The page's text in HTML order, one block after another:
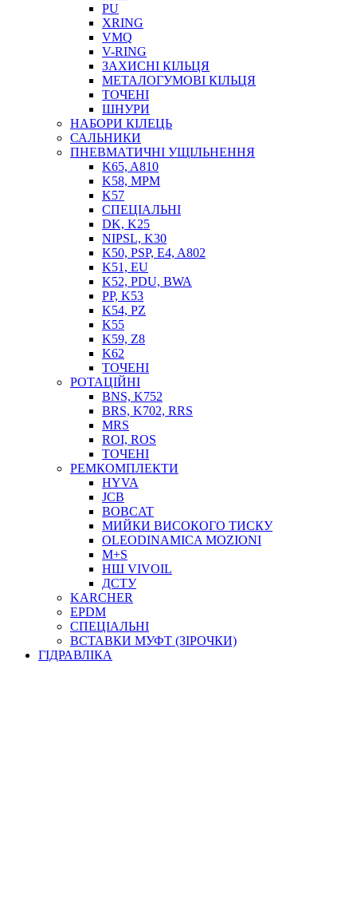
ПІСТОЛЕТИ
НАСОСИ ТА ПОМПИ
НАГНІТАЧІ
МУФТИ (НАСАДКИ) ДЛЯ ШПРИЦІВ
МАСЛЯНКИ, ЛІЙКИ
ПРЕС-МАСЛЯНКИ
ШЛАНГИ, ТРУБКИ
ШПРИЦИ МАСТИЛЬНІ
ТОСОЛ, АНТИФРИЗ
ОЛИВА-ПАЛИВО
ПОВІТРЯ-ВОДА
ДЛЯ ЗВАРЮВАННЯ
НАПІРНО-ВСМОКТУЮЧІ
ФІЛЬТРИ ДЛЯ ПАЛЬНОГО
ПІДДОНИ ДЛЯ БОЧОК
МОДУЛЬНІ АЗС
МЕТРОЛОГІЧНЕ ОБЛАДНАННЯ
ЛІЧИЛЬНИКИ І ВИТРАТОМІРИ ДЛЯ ПАЛЬНОГО
КОТУШКИ ДЛЯ ШЛАНГІВ
PU
XRING
VMQ
V-RING
ЗАХИСНІ КІЛЬЦЯ
МЕТАЛОГУМОВІ КІЛЬЦЯ
ТОЧЕНІ
ШНУРИ
НАБОРИ КІЛЕЦЬ
САЛЬНИКИ
ПНЕВМАТИЧНІ УЩІЛЬНЕННЯ
K65, A810
K58, MPM
K57
СПЕЦІАЛЬНІ
DK, K25
NIPSL, K30
K50, PSP, E4, A802
K51, EU
K52, PDU, BWA
PP, K53
K54, PZ
K55
K59, Z8
K62
ТОЧЕНІ
РОТАЦІЙНІ
BNS, K752
BRS, K702, RRS
MRS
ROI, ROS
ТОЧЕНІ
РЕМКОМПЛЕКТИ
HYVA
JCB
BOBCAT
МИЙКИ ВИСОКОГО ТИСКУ
OLEODINAMICA MOZIONI
M+S
НШ VIVOIL
ДСТУ
KARCHER
EPDM
СПЕЦІАЛЬНІ
ВСТАВКИ МУФТ (ЗІРОЧКИ)
ГІДРАВЛІКА